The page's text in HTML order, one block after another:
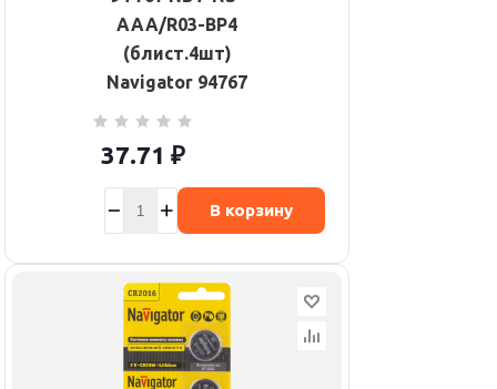
AAA/R03-BP4
(блист.4шт)
Navigator 94767
37.71 ₽
В корзину